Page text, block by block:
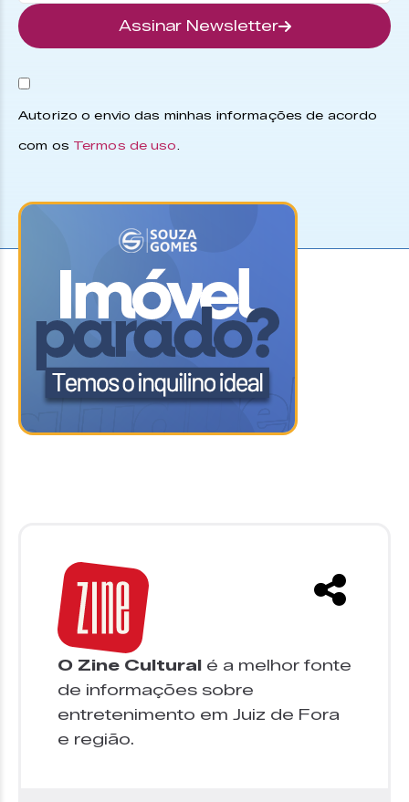
Assinar Newsletter
Autorizo o envio das minhas informações de acordo
com os Termos de uso.
O Zine Cultural é a melhor fonte
de informações sobre
entretenimento em Juiz de Fora
e região.